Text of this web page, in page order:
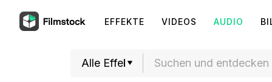
EFFEKTE VIDEOS AUDIO